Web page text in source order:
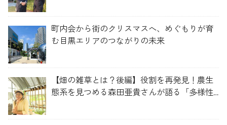
町内会から街のクリスマスへ、めぐもりが育
む目黒エリアのつながりの未来
【畑の雑草とは？後編】役割を再発見！農生
態系を見つめる森田亜貴さんが語る「多様性